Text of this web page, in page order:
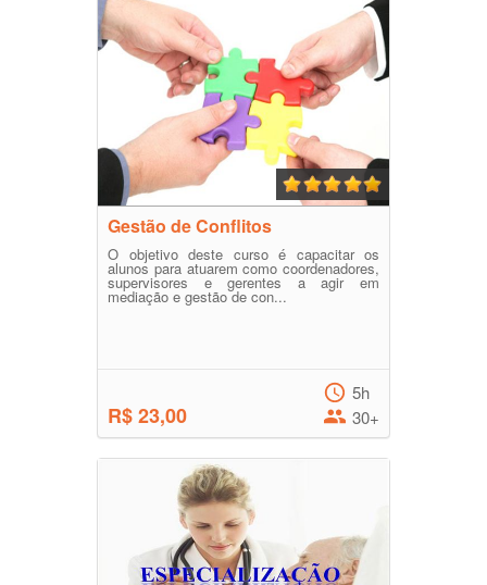
Gestão de Conflitos
O objetivo deste curso é capacitar os
alunos para atuarem como coordenadores,
supervisores e gerentes a agir em
mediação e gestão de con...
R$ 23,00
5h
30+